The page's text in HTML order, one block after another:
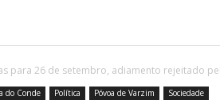
para 26 de setembro, adiamento rejeitado
do Conde Política Póvoa de Varzim Sociedade